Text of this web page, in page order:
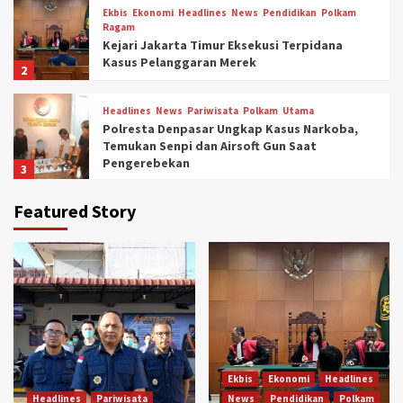
2
Ekbis Ekonomi Headlines News Pendidikan Polkam
Ragam
Kejari Jakarta Timur Eksekusi Terpidana
Kasus Pelanggaran Merek
3
Headlines News Pariwisata Polkam Utama
Polresta Denpasar Ungkap Kasus Narkoba,
Temukan Senpi dan Airsoft Gun Saat
Pengerebekan
4
Kantor Imigrasi Ponorogo Raih 6
Semester I Tahun 2026 dari Kanwil Ditjen
Imigrasi Jawa Timur
5
Ekbis Headlines
Nusantara
Pendidikan Ragam
Bertemu Pramono Anung, Gubernur Koster
Jajaki Penerbitan Obligasi Daerah
Featured Story
Headlines
Pariwisata
Ekbis Ekonomi
Headlines
News
Pendidikan
Polkam